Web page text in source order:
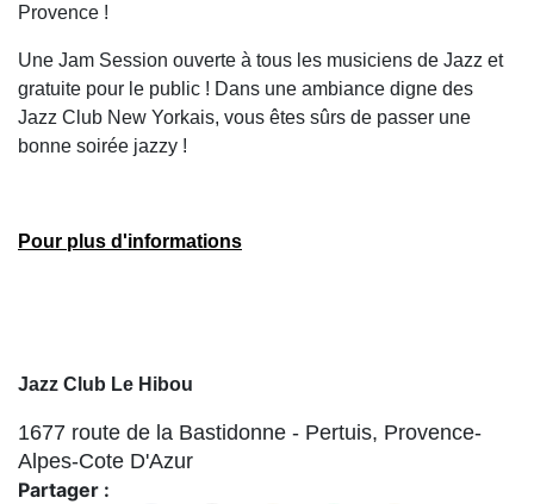
Provence !
Une Jam Session ouverte à tous les musiciens de Jazz et
gratuite pour le public ! Dans une ambiance digne des
Jazz Club New Yorkais, vous êtes sûrs de passer une
bonne soirée jazzy !
Pour plus d'informations
Jazz Club Le Hibou
1677 route de la Bastidonne - Pertuis, Provence-
Alpes-Cote D'Azur
Partager :